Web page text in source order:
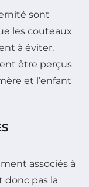
sont
les couteaux
à éviter.
être perçus
et l’enfant
associés à
pas la